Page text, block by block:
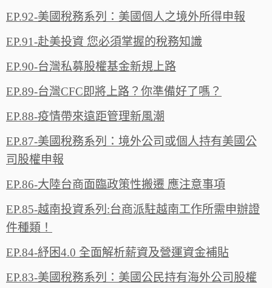
EP.92-美國稅務系列：美國個人之境外所得申報
EP.91-赴美投資 您必須掌握的稅務知識
EP.90-台灣私募股權基金新規上路
EP.89-台灣CFC即將上路？你準備好了嗎？
EP.88-疫情帶來遠距管理新風潮
EP.87-美國稅務系列：境外公司或個人持有美國公
司股權申報
EP.86-大陸台商面臨政策性搬遷 應注意事項
EP.85-越南投資系列:台商派駐越南工作所需申辦證
件種類！
EP.84-紓困4.0 全面解析薪資及營運資金補貼
EP.83-美國稅務系列：美國公民持有海外公司股權